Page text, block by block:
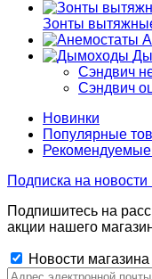
Зонты
Сэндвич
Сэндвич
Новинки
Популярные
Подписка на новости
Подпишитесь на
акции нашего
Новости магазина